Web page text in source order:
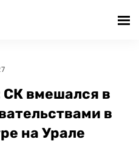
вмешался в
в
на Урале